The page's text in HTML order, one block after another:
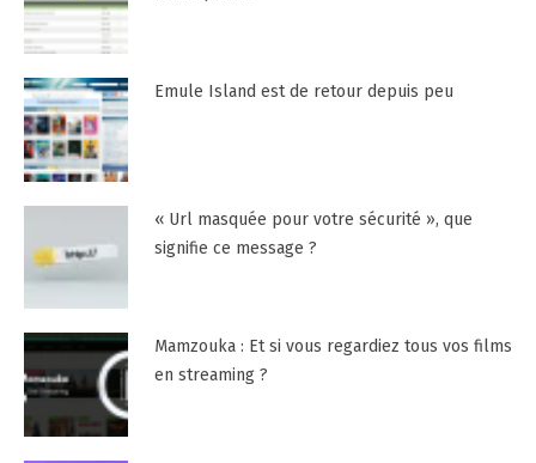
Emule Island est de retour depuis peu
« Url masquée pour votre sécurité », que
signifie ce message ?
Mamzouka : Et si vous regardiez tous vos films
en streaming ?